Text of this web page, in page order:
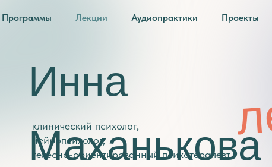
Программы Лекции Аудиопрактики Проекты
клинический психолог,
нейропсихолог,
телесно-ориентированный психотерапевт
Инна
Маханькова